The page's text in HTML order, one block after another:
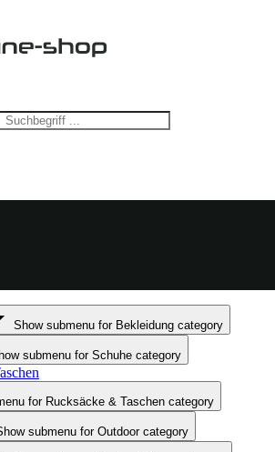
Show submenu for Bekleidung category
submenu for Schuhe category
for Rucksäcke & Taschen category
submenu for Outdoor category